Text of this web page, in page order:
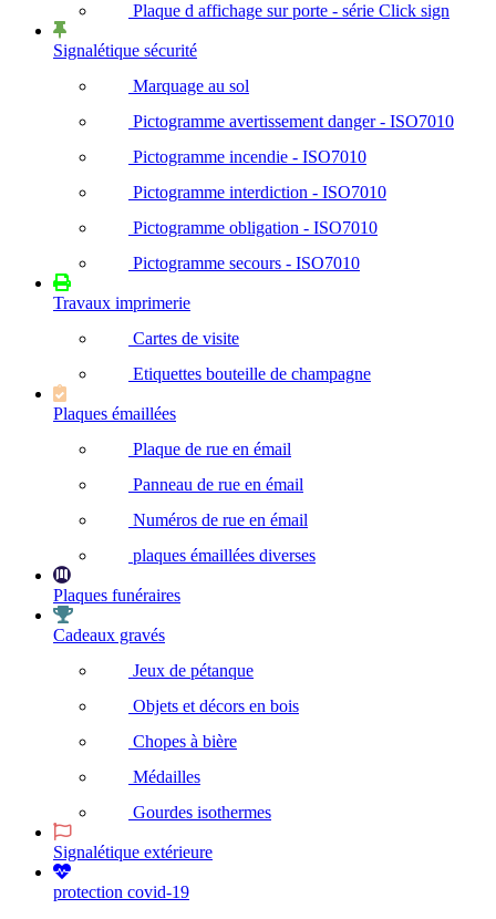
Plaque d affichage sur porte - série Click sign
Signalétique sécurité
Marquage au sol
Pictogramme avertissement danger - ISO7010
Pictogramme incendie - ISO7010
Pictogramme interdiction - ISO7010
Pictogramme obligation - ISO7010
Pictogramme secours - ISO7010
Travaux imprimerie
Cartes de visite
Etiquettes bouteille de champagne
Plaques émaillées
Plaque de rue en émail
Panneau de rue en émail
Numéros de rue en émail
plaques émaillées diverses
Plaques funéraires
Cadeaux gravés
Jeux de pétanque
Objets et décors en bois
Chopes à bière
Médailles
Gourdes isothermes
Signalétique extérieure
protection covid-19